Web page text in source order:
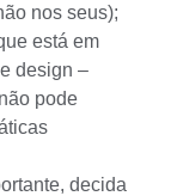
nos seus);
está em
design –
pode
decida